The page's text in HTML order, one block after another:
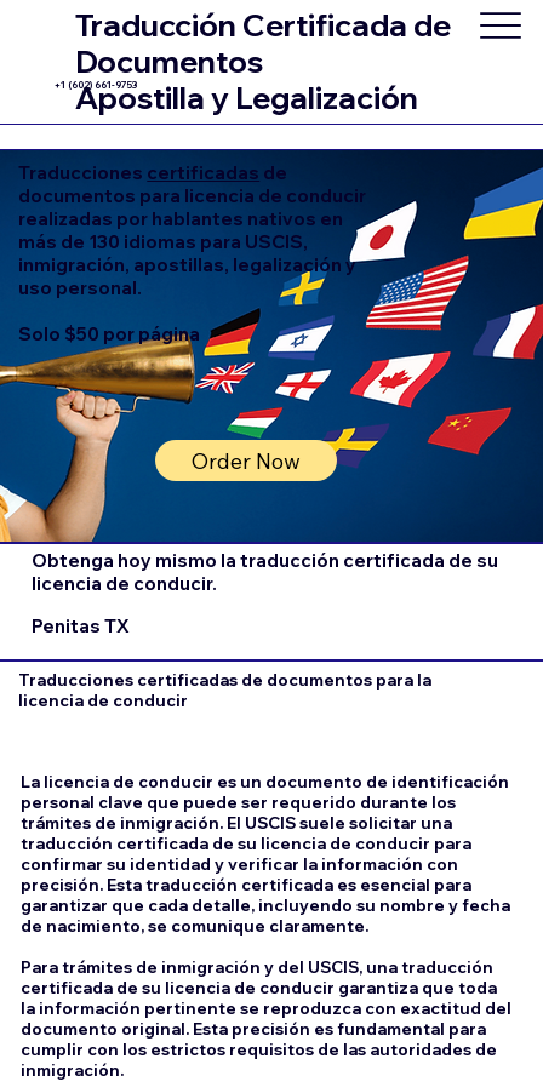
Traducción Certificada de
Documentos
Apostilla y Legalización
+1 (602) 661-9753
Traducciones certificadas de
documentos para licencia de conducir
realizadas por hablantes nativos en
más de 130 idiomas para USCIS,
inmigración, apostillas, legalización y
uso personal.
Solo $50 por página
Order Now
Obtenga hoy mismo la traducción certificada de su
licencia de conducir.
Penitas TX
Traducciones certificadas de documentos para la
licencia de conducir
La licencia de conducir es un documento de identificación
personal clave que puede ser requerido durante los
trámites de inmigración. El USCIS suele solicitar una
traducción certificada de su licencia de conducir para
confirmar su identidad y verificar la información con
precisión. Esta traducción certificada es esencial para
garantizar que cada detalle, incluyendo su nombre y fecha
de nacimiento, se comunique claramente.
Para trámites de inmigración y del USCIS, una traducción
certificada de su licencia de conducir garantiza que toda
la información pertinente se reproduzca con exactitud del
documento original. Esta precisión es fundamental para
cumplir con los estrictos requisitos de las autoridades de
inmigración.